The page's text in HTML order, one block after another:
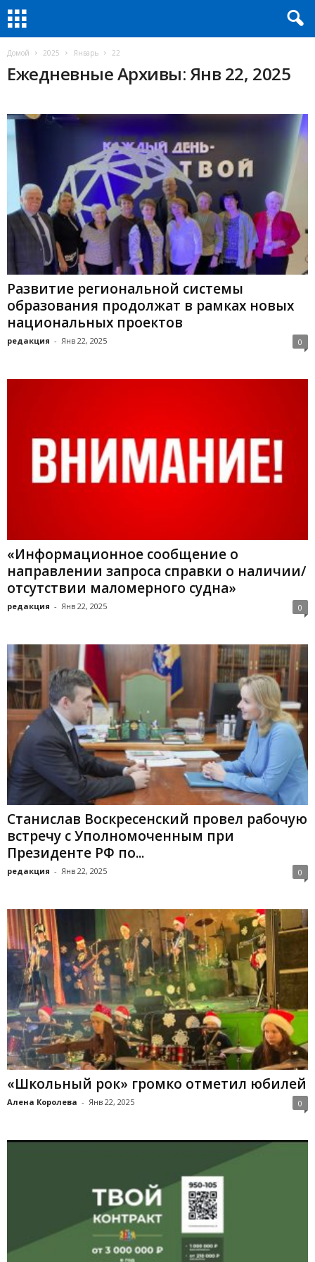
Домой 2025 Январь 22
Ежедневные Архивы: Янв 22, 2025
Развитие региональной системы
образования продолжат в рамках новых
национальных проектов
редакция - Янв 22, 2025 0
«Информационное сообщение о
направлении запроса справки о наличии/
отсутствии маломерного судна»
редакция - Янв 22, 2025 0
Станислав Воскресенский провел рабочую
встречу с Уполномоченным при
Президенте РФ по...
редакция - Янв 22, 2025 0
«Школьный рок» громко отметил юбилей
Алена Королева - Янв 22, 2025 0